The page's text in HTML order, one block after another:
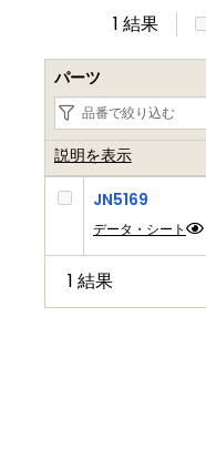
1 結果
パーツ
説明を表示
JN5169
データ・シート
1 結果